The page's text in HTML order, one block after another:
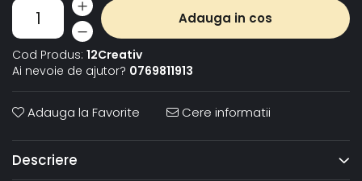
Adauga in cos
Cod Produs: 12Creativ
Ai nevoie de ajutor? 0769811913
Adauga la Favorite Cere informatii
Descriere